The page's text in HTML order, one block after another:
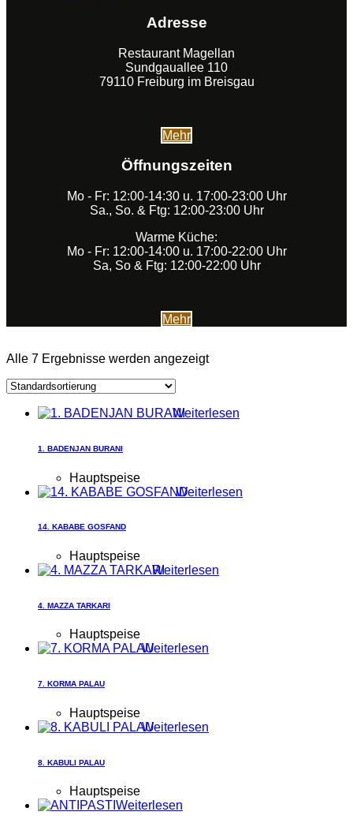
Adresse
Restaurant Magellan
Sundgauallee 110
79110 Freiburg im Breisgau
Mehr
Öffnungszeiten
Mo - Fr: 12:00-14:30 u. 17:00-23:00 Uhr
Sa., So. & Ftg: 12:00-23:00 Uhr
Warme Küche:
Mo - Fr: 12:00-14:00 u. 17:00-22:00 Uhr
Sa, So & Ftg: 12:00-22:00 Uhr
Mehr
Alle 7 Ergebnisse werden angezeigt
Weiterlesen
1. BADENJAN BURANI
Hauptspeise
Weiterlesen
14. KABABE GOSFAND
Hauptspeise
Weiterlesen
4. MAZZA TARKARI
Hauptspeise
Weiterlesen
7. KORMA PALAU
Hauptspeise
Weiterlesen
8. KABULI PALAU
Hauptspeise
Weiterlesen